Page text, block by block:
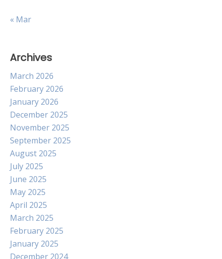
« Mar
Archives
March 2026
February 2026
January 2026
December 2025
November 2025
September 2025
August 2025
July 2025
June 2025
May 2025
April 2025
March 2025
February 2025
January 2025
December 2024